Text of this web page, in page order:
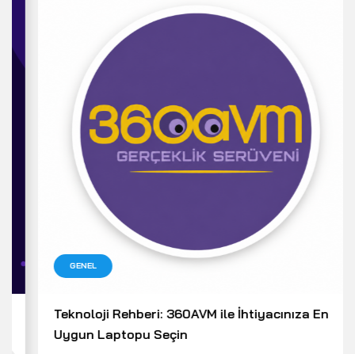
GENEL
Teknoloji Rehberi: 360AVM ile İhtiyacınıza En
Uygun Laptopu Seçin